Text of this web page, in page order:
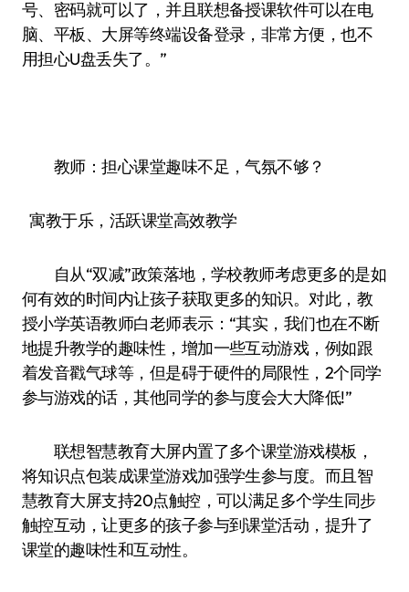
号、密码就可以了，并且联想备授课软件可以在电
脑、平板、大屏等终端设备登录，非常方便，也不
用担心U盘丢失了。”
教师：担心课堂趣味不足，气氛不够？
寓教于乐，活跃课堂高效教学
自从“双减”政策落地，学校教师考虑更多的是如
何有效的时间内让孩子获取更多的知识。对此，教
授小学英语教师白老师表示：“其实，我们也在不断
地提升教学的趣味性，增加一些互动游戏，例如跟
着发音戳气球等，但是碍于硬件的局限性，2个同学
参与游戏的话，其他同学的参与度会大大降低!”
联想智慧教育大屏内置了多个课堂游戏模板，
将知识点包装成课堂游戏加强学生参与度。而且智
慧教育大屏支持20点触控，可以满足多个学生同步
触控互动，让更多的孩子参与到课堂活动，提升了
课堂的趣味性和互动性。